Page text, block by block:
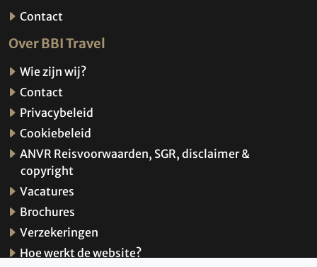
Contact
Over BBI Travel
Wie zijn wij?
Contact
Privacybeleid
Cookiebeleid
ANVR Reisvoorwaarden, SGR, disclaimer &
copyright
Vacatures
Brochures
Verzekeringen
Hoe werkt de website?